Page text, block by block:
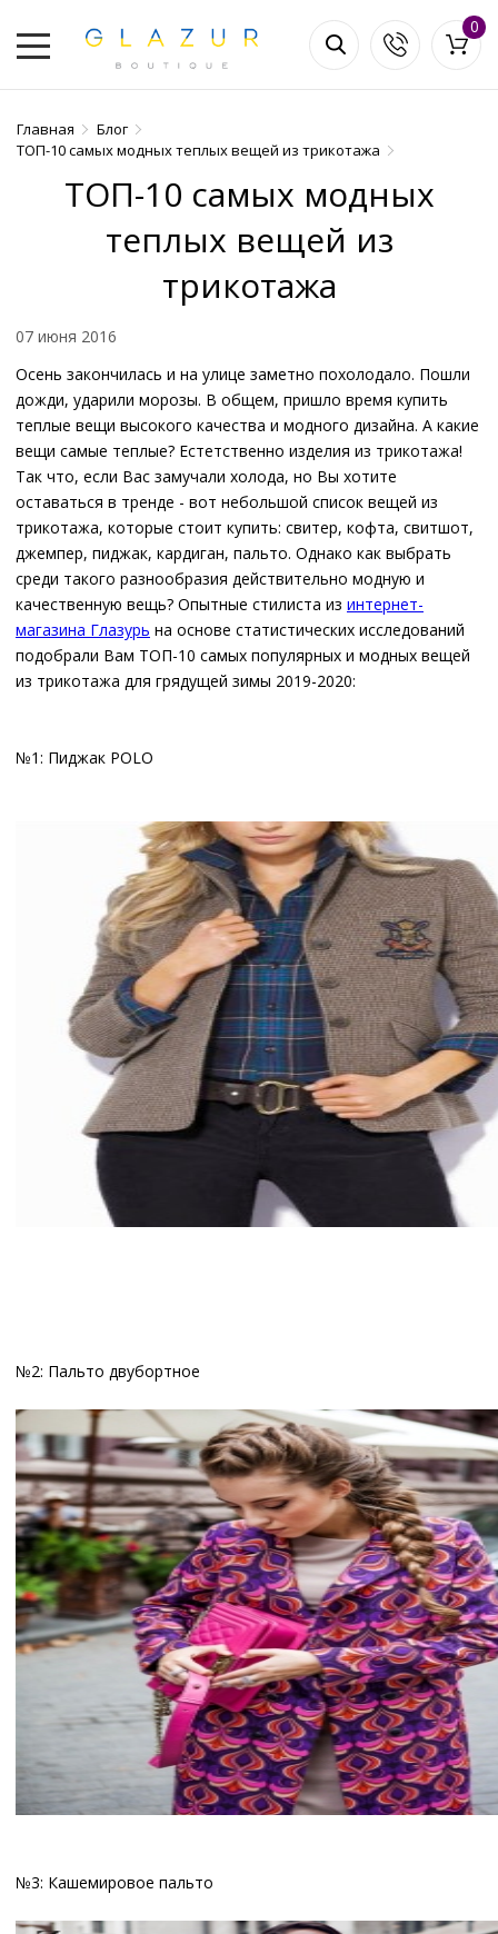
0
Главная
Блог
ТОП-10 самых модных теплых вещей из трикотажа
ТОП-10 самых модных
теплых вещей из
трикотажа
07 июня 2016
Осень закончилась и на улице заметно похолодало. Пошли
дожди, ударили морозы. В общем, пришло время купить
теплые вещи высокого качества и модного дизайна. А какие
вещи самые теплые? Естетственно изделия из трикотажа!
Так что, если Вас замучали холода, но Вы хотите
оставаться в тренде - вот небольшой список вещей из
трикотажа, которые стоит купить: свитер, кофта, свитшот,
джемпер, пиджак, кардиган, пальто. Однако как выбрать
среди такого разнообразия действительно модную и
качественную вещь? Опытные стилиста из интернет-
магазина Глазурь на основе статистических исследований
подобрали Вам ТОП-10 самых популярных и модных вещей
из трикотажа для грядущей зимы 2019-2020:
№1: Пиджак POLO
№2: Пальто двубортное
№3: Кашемировое пальто